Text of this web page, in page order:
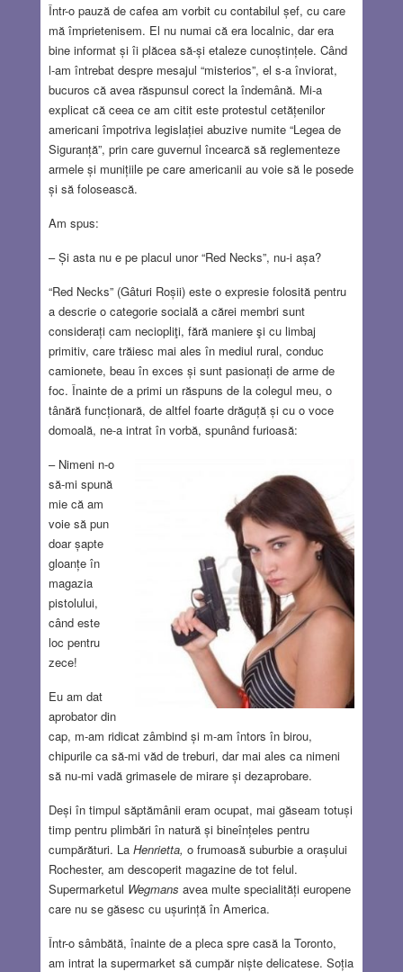
Într-o pauză de cafea am vorbit cu contabilul șef, cu care
mă împrietenisem. El nu numai că era localnic, dar era
bine informat și îi plăcea să-și etaleze cunoștințele. Când
l-am întrebat despre mesajul “misterios”, el s-a înviorat,
bucuros că avea răspunsul corect la îndemână. Mi-a
explicat că ceea ce am citit este protestul cetățenilor
americani împotriva legislației abuzive numite “Legea de
Siguranță”, prin care guvernul încearcă să reglementeze
armele și munițiile pe care americanii au voie să le posede
și să folosească.
Am spus:
– Și asta nu e pe placul unor “Red Necks”, nu-i așa?
“Red Necks” (Gâturi Roșii) este o expresie folosită pentru
a descrie o categorie socială a cărei membri sunt
considerați cam neciopliţi, fără maniere şi cu limbaj
primitiv, care trăiesc mai ales în mediul rural, conduc
camionete, beau în exces și sunt pasionați de arme de
foc. Înainte de a primi un răspuns de la colegul meu, o
tânără funcționară, de altfel foarte drăguță și cu o voce
domoală, ne-a intrat în vorbă, spunând furioasă:
– Nimeni n-o
să-mi spună
mie că am
voie să pun
doar șapte
gloanțe în
magazia
pistolului,
când este
loc pentru
zece!
Eu am dat
aprobator din
cap, m-am ridicat zâmbind și m-am întors în birou,
chipurile ca să-mi văd de treburi, dar mai ales ca nimeni
să nu-mi vadă grimasele de mirare și dezaprobare.
Deși în timpul săptămânii eram ocupat, mai găseam totuși
timp pentru plimbări în natură și bineînțeles pentru
cumpărături. La Henrietta, o frumoasă suburbie a orașului
Rochester, am descoperit magazine de tot felul.
Supermarketul Wegmans avea multe specialități europene
care nu se găsesc cu ușurință în America.
Într-o sâmbătă, înainte de a pleca spre casă la Toronto,
am intrat la supermarket să cumpăr niște delicatese. Soția